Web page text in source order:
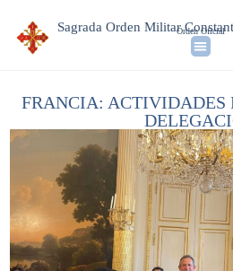
Sagrada Orden MilitarOrden Oficial
FRANCIA: ACTIVIDADES